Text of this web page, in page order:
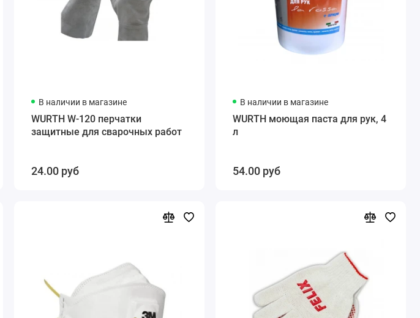
В наличии в магазине
WURTH W-120 перчатки
защитные для сварочных работ
24.00 руб
В наличии в магазине
WURTH моющая паста для рук, 4
л
54.00 руб